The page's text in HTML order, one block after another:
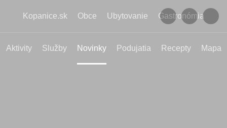
Kopanice.sk Obce Ubytovanie Gastronómia
Aktivity Služby Novinky Podujatia Recepty Mapa